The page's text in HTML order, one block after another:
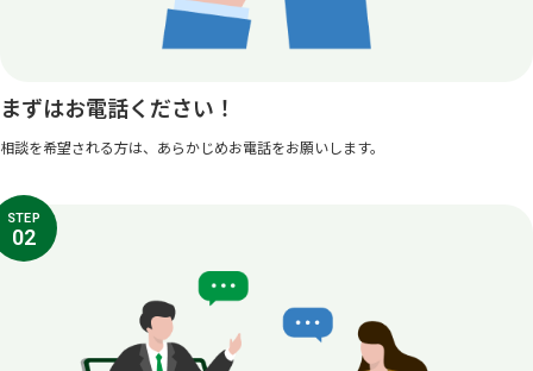
まずはお電話ください！
相談を希望される方は、あらかじめお電話をお願いします。
STEP
02